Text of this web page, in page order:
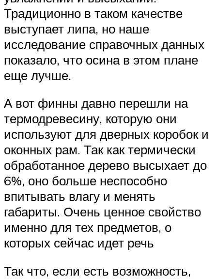
Традиционно в таком качестве
выступает липа, но наше
исследование справочных данных
показало, что осина в этом плане
еще лучше.
А вот финны давно перешли на
термодревесину, которую они
используют для дверных коробок и
оконных рам. Так как термически
обработанное дерево высыхает до
6%, оно больше неспособно
впитывать влагу и менять
габариты. Очень ценное свойство
именно для тех предметов, о
которых сейчас идет речь
Так что, если есть возможность,